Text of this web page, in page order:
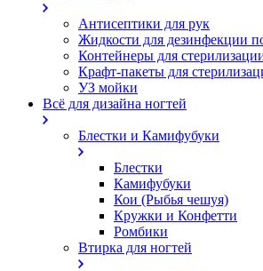
Антисептики для рук
Жидкости для дезинфекции
Контейнеры для
Крафт-пакеты для
УЗ мойки
Всё для дизайна ногтей
Блестки и Камифубуки
Блестки
Камифубуки
Кои (Рыбья чешуя)
Кружки и Конфетти
Ромбики
Втирка для ногтей